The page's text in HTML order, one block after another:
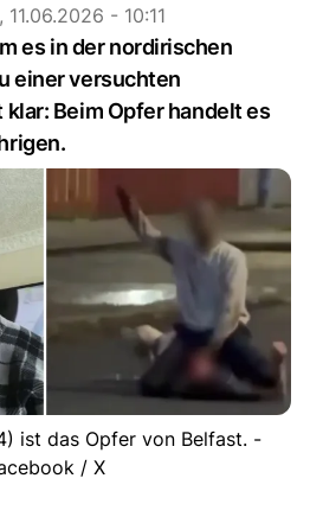
, 11.06.2026 - 10:11
es in der nordirischen
einer versuchten
Beim Opfer handelt es
ist das Opfer von Belfast. -
/ X